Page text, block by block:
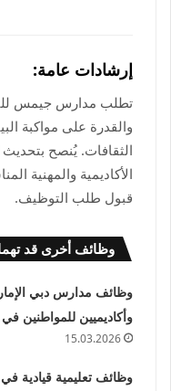
إرشادات عامة:
تطلب مدارس جيمس
والقدرة على مواكبة
الثقافات. يُنصح بتحديث
الأكاديمية والمهنية
قبول طلب التوظيف.
وظائف أخرى قد
وأكاديميين للمواطنين في
15.03.2026